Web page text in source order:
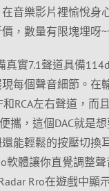
音樂影片裡愉悅
，數量有限塊埋呀
真實7.1聲道具備
每個聲音細節。在
和RCA左右聲道，
攜，這個DAC就是
能輕鬆的按壓切換
體讓你直覺調整
Rro在遊戲中顯